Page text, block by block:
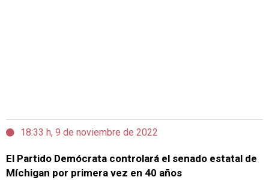
18:33 h, 9 de noviembre de 2022
El Partido Demócrata controlará el senado estatal de
Míchigan por primera vez en 40 años